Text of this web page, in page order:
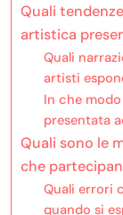
Quali
artistica
Quali
artisti
In che
presentata
Quali sono le
che
Quali errori
quando si